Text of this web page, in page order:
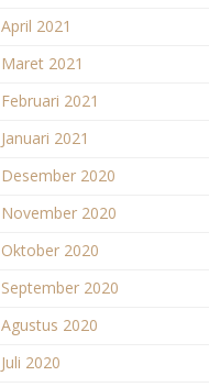
April 2021
Maret 2021
Februari 2021
Januari 2021
Desember 2020
November 2020
Oktober 2020
September 2020
Agustus 2020
Juli 2020